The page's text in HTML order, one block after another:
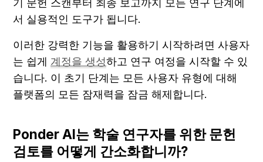
기 문헌 스캔부터 최종 보고까지 모든 연구 단계에
서 실용적인 도구가 됩니다.
이러한 강력한 기능을 활용하기 시작하려면 사용자
는 쉽게 계정을 생성하고 연구 여정을 시작할 수 있
습니다. 이 초기 단계는 모든 사용자 유형에 대해
플랫폼의 모든 잠재력을 잠금 해제합니다.
Ponder AI는 학술 연구자를 위한 문헌
검토를 어떻게 간소화합니까?